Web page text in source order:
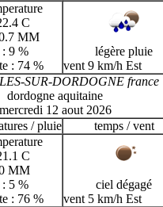
C
MM
: 9 %
: 74 %
légère pluie
vent 9 km/h Est
SUR-DORDOGNE france
dordogne aquitaine
mercredi 12 aout 2026
/ pluie temps / vent
C
MM
: 5 %
: 76 %
ciel dégagé
vent 5 km/h Est